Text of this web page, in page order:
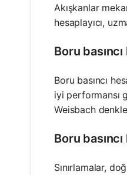
Akışkanlar
hesaplayıcı,
Boru
Boru basıncı
iyi performansı
Weisbach
Boru basıncı
Sınırlamalar,